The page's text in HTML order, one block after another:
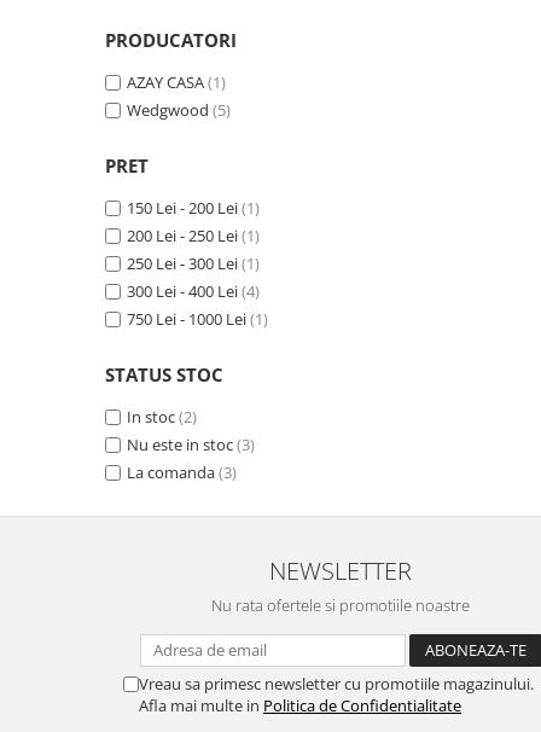
CHINOISERIE WHITE
JASPER CONRAN WHITE
WONDERLUST
MORRIS&AMP;CO
SERENDIPITY GOLD
SERENDIPITY PLATINUM
PATCHWORK WILLOW
SWAN
CREATURES OF CURIOSITY
RENAISSANCE RED
PRODUCATORI
AZAY CASA(1)
Wedgwood (5)
PRET
150 Lei - 200 Lei(1)
200 Lei - 250 Lei(1)
250 Lei - 300 Lei(1)
300 Lei - 400 Lei(4)
750 Lei - 1000 Lei(1)
STATUS STOC
In stoc(2)
Nu este in stoc(3)
La comanda(3)
NEWSLETTER
Nu rata ofertele si promotiile noastre
Vreau sa primesc newsletter cu promotiile magazinului.
Afla mai multe in Politica de Confidentialitate